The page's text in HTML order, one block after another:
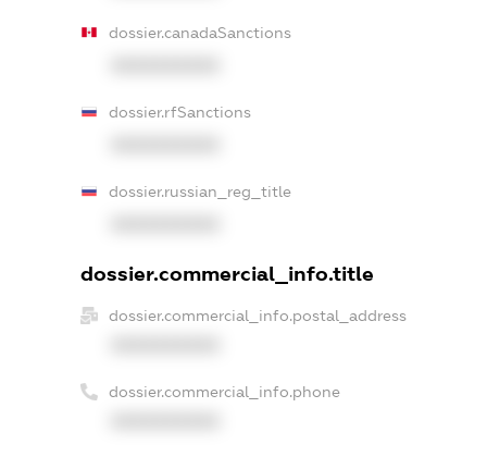
dossier.canadaSanctions
dossier.rfSanctions
dossier.russian_reg_title
dossier.commercial_info.title
dossier.commercial_info.postal_address
dossier.commercial_info.phone